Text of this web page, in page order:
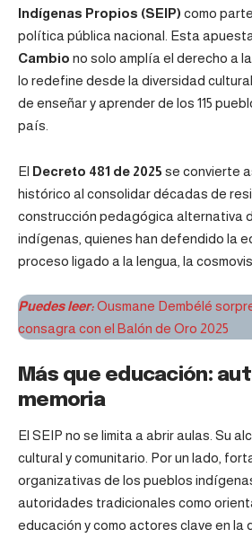
Indígenas Propios (SEIP) como
política pública nacional. Esta
Cambio no solo amplía el derecho a
lo redefine desde la diversidad
de enseñar y aprender de los 115
país.
El Decreto 481 de 2025 se convierte
histórico al consolidar décadas de
construcción pedagógica alternativa
indígenas, quienes han defendido la
proceso ligado a la lengua, la
Puedes leer:Ousmane Dembélé
consagra con el Balón de Oro 2025
Más que educación:
memoria
El SEIP no se limita a abrir aulas. Su
cultural y comunitario. Por un lado,
organizativas de los pueblos
autoridades tradicionales como
educación y como actores clave en la